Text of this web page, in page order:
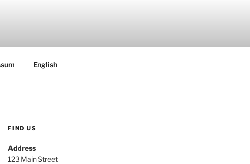
English
FIND US
Address
123 Main Street